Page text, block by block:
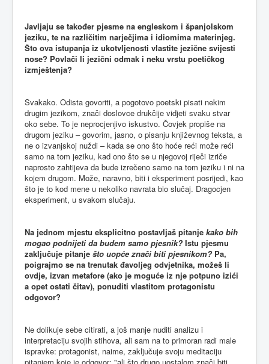
Javljaju se također pjesme na engleskom i španjolskom
jeziku, te na različitim narječjima i idiomima materinjeg.
Što ova istupanja iz ukotvljenosti vlastite jezične svijesti
nose? Povlači li jezični odmak i neku vrstu poetičkog
izmještenja?
Svakako. Odista govoriti, a pogotovo poetski pisati nekim
drugim jezikom, znači doslovce drukčije vidjeti svaku stvar
oko sebe. To je neprocjenjivo iskustvo. Čovjek propiše na
drugom jeziku – govorim, jasno, o pisanju književnog teksta, a
ne o izvanjskoj nuždi – kada se ono što hoće reći može reći
samo na tom jeziku, kad ono što se u njegovoj riječi izriče
naprosto zahtijeva da bude izrečeno samo na tom jeziku i ni na
kojem drugom. Može, naravno, biti i eksperiment posrijedi, kao
što je to kod mene u nekoliko navrata bio slučaj. Dragocjen
eksperiment, u svakom slučaju.
Na jednom mjestu eksplicitno postavljaš pitanje kako bih
mogao podnijeti da budem samo pjesnik? Istu pjesmu
zaključuje pitanje što uopće znači biti pjesnikom? Pa,
poigrajmo se na trenutak đavoljeg odvjetnika, možeš li
ovdje, izvan metafore (ako je moguće iz nje potpuno izići
a opet ostati čitav), ponuditi vlastitom protagonistu
odgovor?
Ne dolikuje sebe citirati, a još manje nuditi analizu i
interpretaciju svojih stihova, ali sam na to primoran radi male
ispravke: protagonist, naime, zaključuje svoju meditaciju